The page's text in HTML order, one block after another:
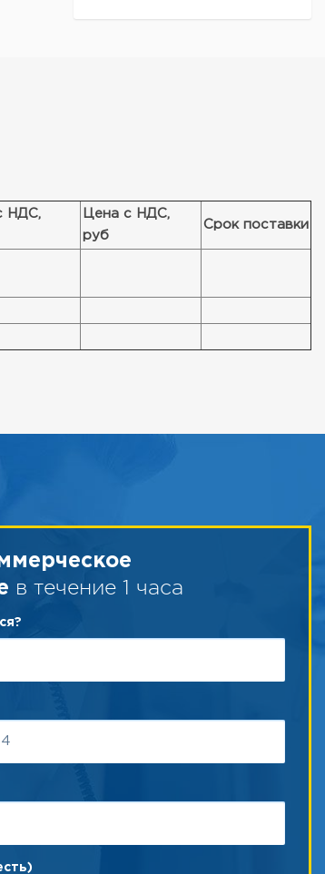
НДС,
Цена с НДС,
руб
Срок поставки
в течение 1 часа